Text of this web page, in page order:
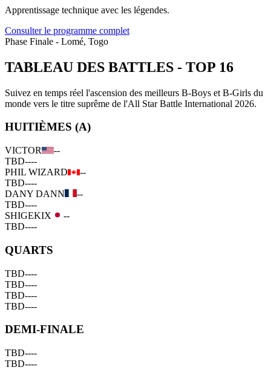
Apprentissage technique avec les légendes.
Consulter le programme complet
Phase Finale - Lomé, Togo
TABLEAU DES BATTLES - TOP 16
Suivez en temps réel l'ascension des meilleurs B-Boys et B-Girls du
monde vers le titre suprême de l'All Star Battle International 2026.
HUITIÈMES (A)
VICTOR
--
TBD----
PHIL WIZARD
--
TBD----
DANY DANN
--
TBD----
SHIGEKIX
--
TBD----
QUARTS
TBD----
TBD----
TBD----
TBD----
DEMI-FINALE
TBD----
TBD----